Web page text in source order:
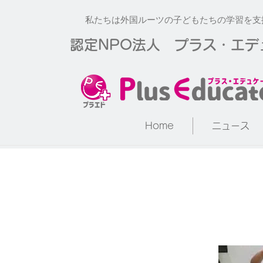
私たちは外国ルーツの子どもたちの学習を
認定NPO法人 プラス・エデ
Home ニュース